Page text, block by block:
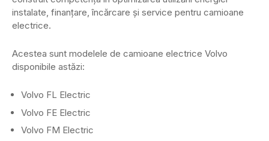
instalate, finanțare, încărcare și service pentru camioane
electrice.
Acestea sunt modelele de camioane electrice Volvo
disponibile astăzi:
Volvo FL Electric
Volvo FE Electric
Volvo FM Electric